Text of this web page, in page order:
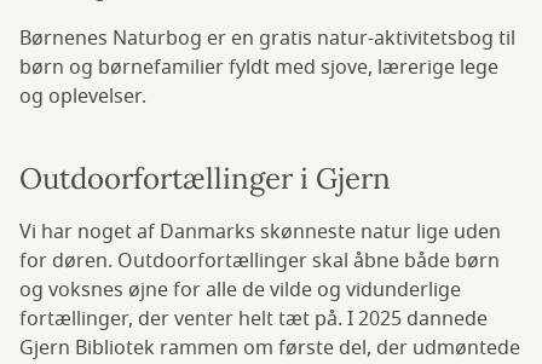
Børnenes Naturbog er en gratis natur-aktivitetsbog til
børn og børnefamilier fyldt med sjove, lærerige lege
og oplevelser.
Outdoorfortællinger i Gjern
Vi har noget af Danmarks skønneste natur lige uden
for døren. Outdoorfortællinger skal åbne både børn
og voksnes øjne for alle de vilde og vidunderlige
fortællinger, der venter helt tæt på. I 2025 dannede
Gjern Bibliotek rammen om første del, der udmøntede